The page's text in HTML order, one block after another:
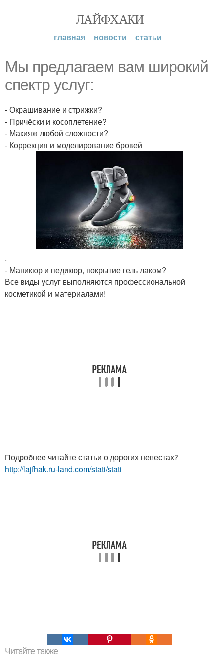
ЛАЙФХАКИ
главная новости статьи
Мы предлагаем вам широкий
спектр услуг:
- Окрашивание и стрижки?
- Причёски и косоплетение?
- Макияж любой сложности?
- Коррекция и моделирование бровей
.
- Маникюр и педикюр, покрытие гель лаком?
Все виды услуг выполняются профессиональной
косметикой и материалами!
Подробнее читайте статьи о дорогих невестах?
http://lajfhak.ru-land.com/stati/stati
Читайте также